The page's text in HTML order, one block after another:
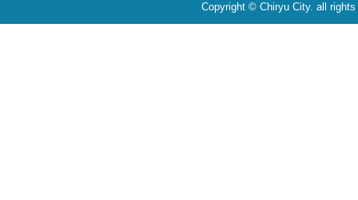
Copyright © Chiryu City. all rights